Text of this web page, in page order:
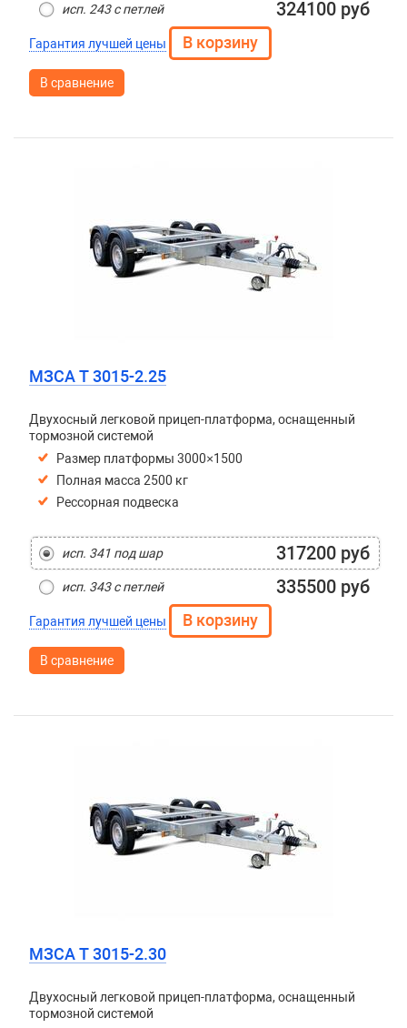
исп. 243 с петлей 324100 руб
Гарантия лучшей цены
В сравнение
МЗСА T 3015-2.25
Двухосный легковой прицеп-платформа, оснащенный
тормозной системой
Размер платформы 3000×1500
Полная масса 2500 кг
Рессорная подвеска
исп. 341 под шар 317200 руб
исп. 343 с петлей 335500 руб
Гарантия лучшей цены
В сравнение
МЗСА T 3015-2.30
Двухосный легковой прицеп-платформа, оснащенный
тормозной системой